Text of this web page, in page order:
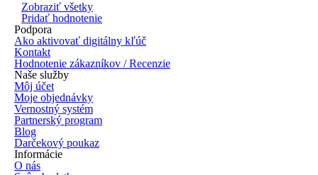
Zobraziť všetky
Pridať hodnotenie
Podpora
Ako aktivovať digitálny kľúč
Kontakt
Hodnotenie zákazníkov / Recenzie
Naše služby
Môj účet
Moje objednávky
Vernostný systém
Partnerský program
Blog
Darčekový poukaz
Informácie
O nás